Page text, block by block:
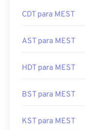
CDT para MEST
AST para MEST
HDT para MEST
BST para MEST
KST para MEST